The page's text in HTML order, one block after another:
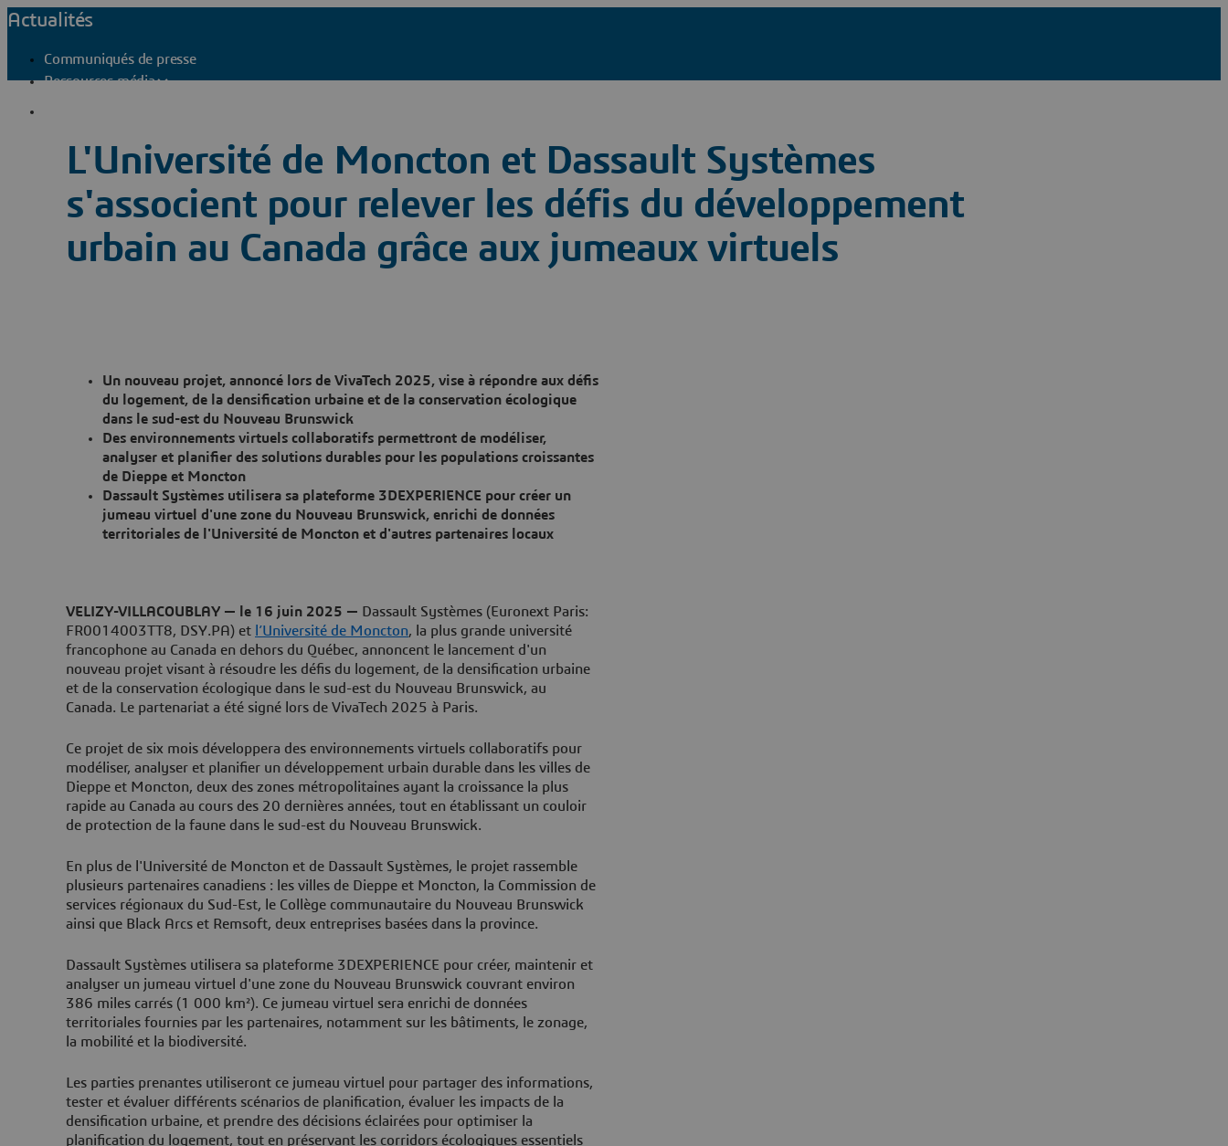
Actualités
Communiqués de presse
Ressources média
L'Université de Moncton et Dassault Systèmes
s'associent pour relever les défis du développement
urbain au Canada grâce aux jumeaux virtuels
Un nouveau projet, annoncé lors de VivaTech 2025, vise à répondre aux défis
du logement, de la densification urbaine et de la conservation écologique
dans le sud-est du Nouveau Brunswick
Des environnements virtuels collaboratifs permettront de modéliser,
analyser et planifier des solutions durables pour les populations croissantes
de Dieppe et Moncton
Dassault Systèmes utilisera sa plateforme 3DEXPERIENCE pour créer un
jumeau virtuel d'une zone du Nouveau Brunswick, enrichi de données
territoriales de l'Université de Moncton et d'autres partenaires locaux
VELIZY-VILLACOUBLAY — le 16 juin 2025 — Dassault Systèmes (Euronext Paris:
FR0014003TT8, DSY.PA) et l’Université de Moncton, la plus grande université
francophone au Canada en dehors du Québec, annoncent le lancement d'un
nouveau projet visant à résoudre les défis du logement, de la densification urbaine
et de la conservation écologique dans le sud-est du Nouveau Brunswick, au
Canada. Le partenariat a été signé lors de VivaTech 2025 à Paris.
Ce projet de six mois développera des environnements virtuels collaboratifs pour
modéliser, analyser et planifier un développement urbain durable dans les villes de
Dieppe et Moncton, deux des zones métropolitaines ayant la croissance la plus
rapide au Canada au cours des 20 dernières années, tout en établissant un couloir
de protection de la faune dans le sud-est du Nouveau Brunswick.
En plus de l'Université de Moncton et de Dassault Systèmes, le projet rassemble
plusieurs partenaires canadiens : les villes de Dieppe et Moncton, la Commission de
services régionaux du Sud-Est, le Collège communautaire du Nouveau Brunswick
ainsi que Black Arcs et Remsoft, deux entreprises basées dans la province.
Dassault Systèmes utilisera sa plateforme 3DEXPERIENCE pour créer, maintenir et
analyser un jumeau virtuel d'une zone du Nouveau Brunswick couvrant environ
386 miles carrés (1 000 km²). Ce jumeau virtuel sera enrichi de données
territoriales fournies par les partenaires, notamment sur les bâtiments, le zonage,
la mobilité et la biodiversité.
Les parties prenantes utiliseront ce jumeau virtuel pour partager des informations,
tester et évaluer différents scénarios de planification, évaluer les impacts de la
densification urbaine, et prendre des décisions éclairées pour optimiser la
planification du logement, tout en préservant les corridors écologiques essentiels